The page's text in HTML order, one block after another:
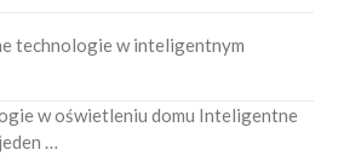
technologie w inteligentnym
w oświetleniu domu Inteligentne
…